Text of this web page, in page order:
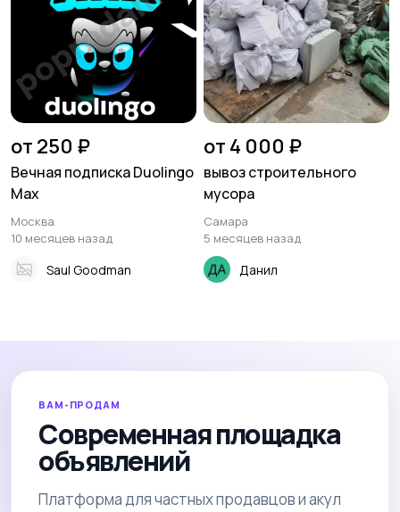
от 250 ₽
Вечная подписка Duolingo
Max
Москва
10 месяцев назад
Saul Goodman
от 4 000 ₽
вывоз строительного
мусора
Самара
5 месяцев назад
Данил
ВАМ-ПРОДАМ
Современная площадка
объявлений
Платформа для частных продавцов и акул